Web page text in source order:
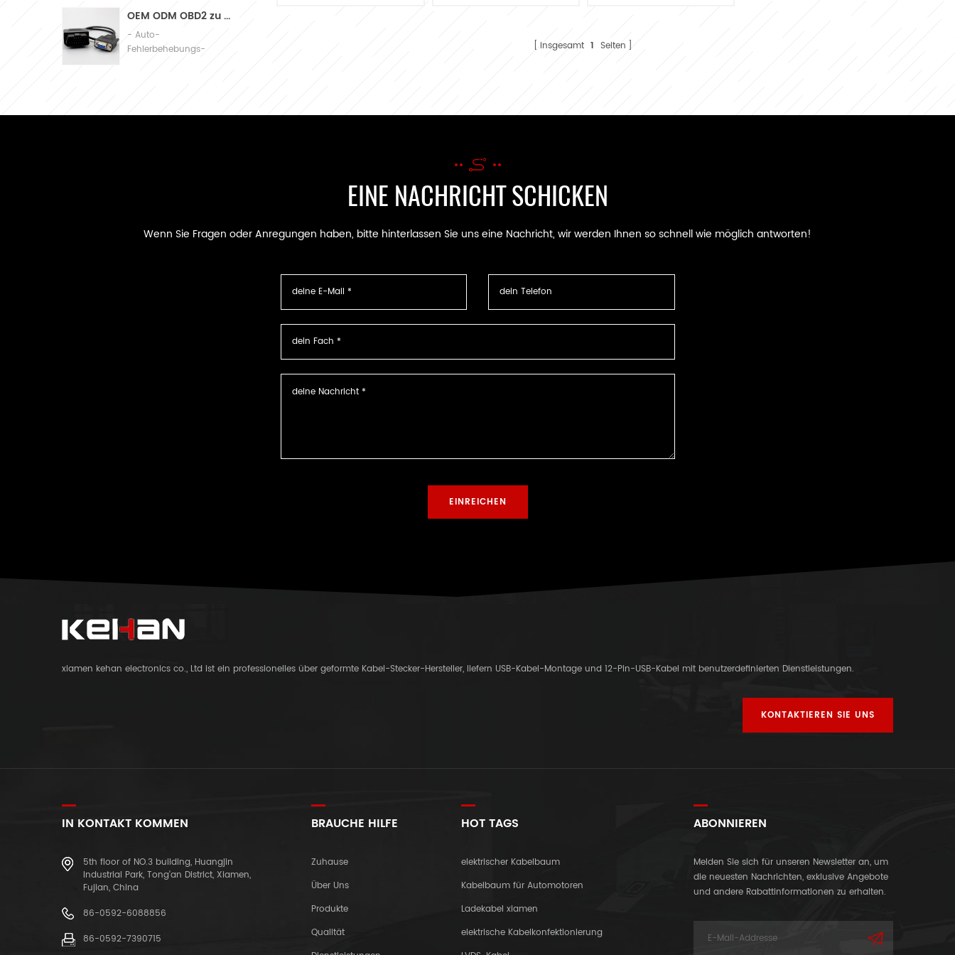
insgesamt 1 Seiten
OEM ODM OBD2 zu db9 Kabel-Automobil-Diagnoseanschlusskabel
- Auto-
Fehlerbehebungs-
EINE NACHRICHT SCHICKEN
Wenn Sie Fragen oder Anregungen haben, bitte hinterlassen Sie uns eine Nachricht, wir werden Ihnen so schnell wie möglich antworten!
xiamen kehan electronics co., Ltd ist ein professionelles über geformte Kabel-Stecker-Hersteller, liefern USB-Kabel-Montage und 12-Pin-USB-Kabel mit benutzerdefinierten Dienstleistungen.
KONTAKTIEREN SIE UNS
IN KONTAKT KOMMEN
5th floor of NO.3 building, Huangjin
Industrial Park, Tong'an District, Xiamen,
Fujian, China
86-0592-6088856
86-0592-7390715
BRAUCHE HILFE
Zuhause
Über Uns
Produkte
Qualität
HOT TAGS
elektrischer Kabelbaum
Kabelbaum für Automotoren
Ladekabel xiamen
elektrische Kabelkonfektionierung
ABONNIEREN
Melden Sie sich für unseren Newsletter an, um
die neuesten Nachrichten, exklusive Angebote
und andere Rabattinformationen zu erhalten.